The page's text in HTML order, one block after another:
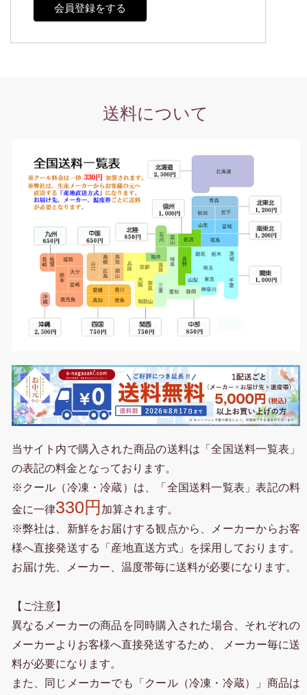
会員登録をする
送料について
当サイト内で購入された商品の送料は「全国送料一覧表」
の表記の料金となっております。
※クール（冷凍・冷蔵）は、「全国送料一覧表」表記の料
金に一律330円 加算されます。
※弊社は、新鮮をお届けする観点から、メーカーからお客
様へ直接発送する「産地直送方式」を採用しております。
お届け先、メーカー、温度帯毎に送料が必要になります。
【ご注意】
異なるメーカーの商品を同時購入された場合、それぞれの
メーカーよりお客様へ直接発送するため、 メーカー毎に送
料が必要になります。
また、同じメーカーでも「クール（冷凍・冷蔵）」商品は